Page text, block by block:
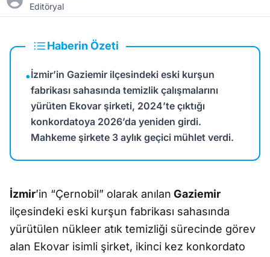
Editöryal
Haberin Özeti
•İzmir’in Gaziemir ilçesindeki eski kurşun
fabrikası sahasında temizlik çalışmalarını
yürüten Ekovar şirketi, 2024’te çıktığı
konkordatoya 2026’da yeniden girdi.
Mahkeme şirkete 3 aylık geçici mühlet verdi.
İzmir’in “Çernobil” olarak anılan Gaziemir
ilçesindeki eski kurşun fabrikası sahasında
yürütülen nükleer atık temizliği sürecinde görev
alan Ekovar isimli şirket, ikinci kez konkordato